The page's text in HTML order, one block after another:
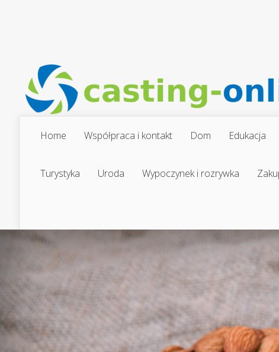
Home Współpraca i kontakt Dom Edukacja
Turystyka Uroda Wypoczynek i rozrywka